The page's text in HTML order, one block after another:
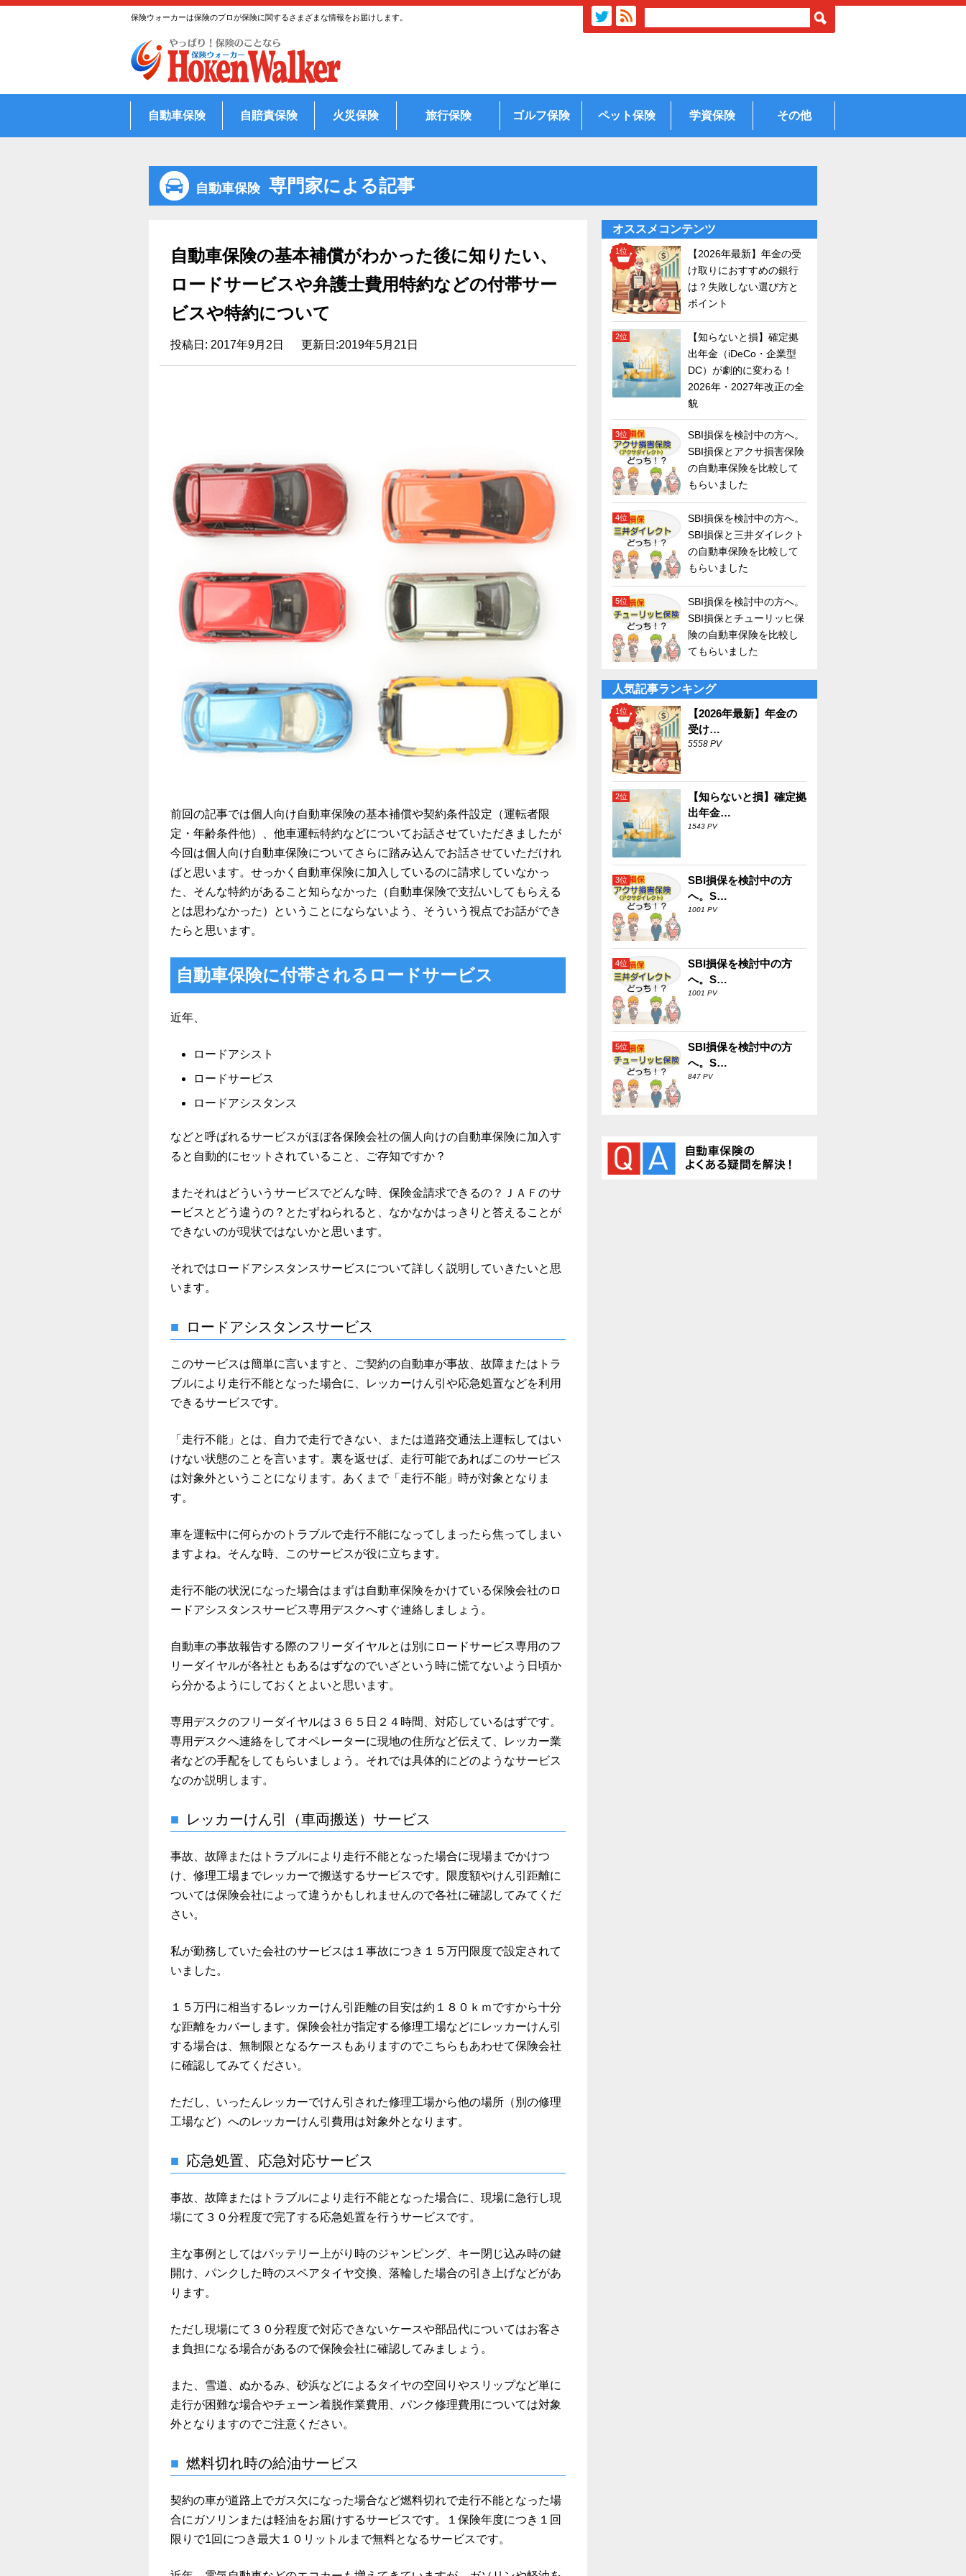
Skip
保険ウォーカーは保険のプロが保険に関するさまざまな情報をお届けします。
自動車保険 自賠責保険 火災保険 旅行保険 ゴルフ保険 ペット保険 学資保険 その他
自動車保険 専門家による記事
自動車保険の基本補償がわかった後に知りたい、
ロードサービスや弁護士費用特約などの付帯サー
ビスや特約について
投稿日: 2017年9月2日 更新日:2019年5月21日
前回の記事では個人向け自動車保険の基本補償や契約条件設定（運転者限
定・年齢条件他）、他車運転特約などについてお話させていただきましたが
今回は個人向け自動車保険についてさらに踏み込んでお話させていただけれ
ばと思います。せっかく自動車保険に加入しているのに請求していなかっ
た、そんな特約があること知らなかった（自動車保険で支払いしてもらえる
とは思わなかった）ということにならないよう、そういう視点でお話ができ
たらと思います。
自動車保険に付帯されるロードサービス
近年、
ロードアシスト
ロードサービス
ロードアシスタンス
などと呼ばれるサービスがほぼ各保険会社の個人向けの自動車保険に加入す
ると自動的にセットされていること、ご存知ですか？
またそれはどういうサービスでどんな時、保険金請求できるの？ＪＡＦのサ
ービスとどう違うの？とたずねられると、なかなかはっきりと答えることが
できないのが現状ではないかと思います。
それではロードアシスタンスサービスについて詳しく説明していきたいと思
います。
ロードアシスタンスサービス
このサービスは簡単に言いますと、ご契約の自動車が事故、故障またはトラ
ブルにより走行不能となった場合に、レッカーけん引や応急処置などを利用
できるサービスです。
「走行不能」とは、自力で走行できない、または道路交通法上運転してはい
けない状態のことを言います。裏を返せば、走行可能であればこのサービス
は対象外ということになります。あくまで「走行不能」時が対象となりま
す。
車を運転中に何らかのトラブルで走行不能になってしまったら焦ってしまい
ますよね。そんな時、このサービスが役に立ちます。
走行不能の状況になった場合はまずは自動車保険をかけている保険会社のロ
ードアシスタンスサービス専用デスクへすぐ連絡しましょう。
自動車の事故報告する際のフリーダイヤルとは別にロードサービス専用のフ
リーダイヤルが各社ともあるはずなのでいざという時に慌てないよう日頃か
ら分かるようにしておくとよいと思います。
専用デスクのフリーダイヤルは３６５日２４時間、対応しているはずです。
専用デスクへ連絡をしてオペレーターに現地の住所など伝えて、レッカー業
者などの手配をしてもらいましょう。それでは具体的にどのようなサービス
なのか説明します。
レッカーけん引（車両搬送）サービス
事故、故障またはトラブルにより走行不能となった場合に現場までかけつ
け、修理工場までレッカーで搬送するサービスです。限度額やけん引距離に
ついては保険会社によって違うかもしれませんので各社に確認してみてくだ
さい。
私が勤務していた会社のサービスは１事故につき１５万円限度で設定されて
いました。
１５万円に相当するレッカーけん引距離の目安は約１８０ｋｍですから十分
な距離をカバーします。保険会社が指定する修理工場などにレッカーけん引
する場合は、無制限となるケースもありますのでこちらもあわせて保険会社
に確認してみてください。
ただし、いったんレッカーでけん引された修理工場から他の場所（別の修理
工場など）へのレッカーけん引費用は対象外となります。
応急処置、応急対応サービス
事故、故障またはトラブルにより走行不能となった場合に、現場に急行し現
場にて３０分程度で完了する応急処置を行うサービスです。
主な事例としてはバッテリー上がり時のジャンピング、キー閉じ込み時の鍵
開け、パンクした時のスペアタイヤ交換、落輪した場合の引き上げなどがあ
ります。
ただし現場にて３０分程度で対応できないケースや部品代についてはお客さ
ま負担になる場合があるので保険会社に確認してみましょう。
また、雪道、ぬかるみ、砂浜などによるタイヤの空回りやスリップなど単に
走行が困難な場合やチェーン着脱作業費用、パンク修理費用については対象
外となりますのでご注意ください。
燃料切れ時の給油サービス
契約の車が道路上でガス欠になった場合など燃料切れで走行不能となった場
合にガソリンまたは軽油をお届けするサービスです。１保険年度につき１回
限りで1回につき最大１０リットルまで無料となるサービスです。
オススメコンテンツ
【2026年最新】年金の受
け取りにおすすめの銀行
は？失敗しない選び方と
ポイント
【知らないと損】確定拠
出年金（iDeCo・企業型
DC）が劇的に変わる！
2026年・2027年改正の全
貌
SBI損保を検討中の方へ。
SBI損保とアクサ損害保険
の自動車保険を比較して
もらいました
SBI損保を検討中の方へ。
SBI損保と三井ダイレクト
の自動車保険を比較して
もらいました
SBI損保を検討中の方へ。
SBI損保とチューリッヒ保
険の自動車保険を比較し
てもらいました
人気記事ランキング
【2026年最新】年金の
受け…
5558 PV
【知らないと損】確定拠
出年金…
1543 PV
SBI損保を検討中の方
へ。S…
1001 PV
SBI損保を検討中の方
へ。S…
1001 PV
SBI損保を検討中の方
へ。S…
847 PV